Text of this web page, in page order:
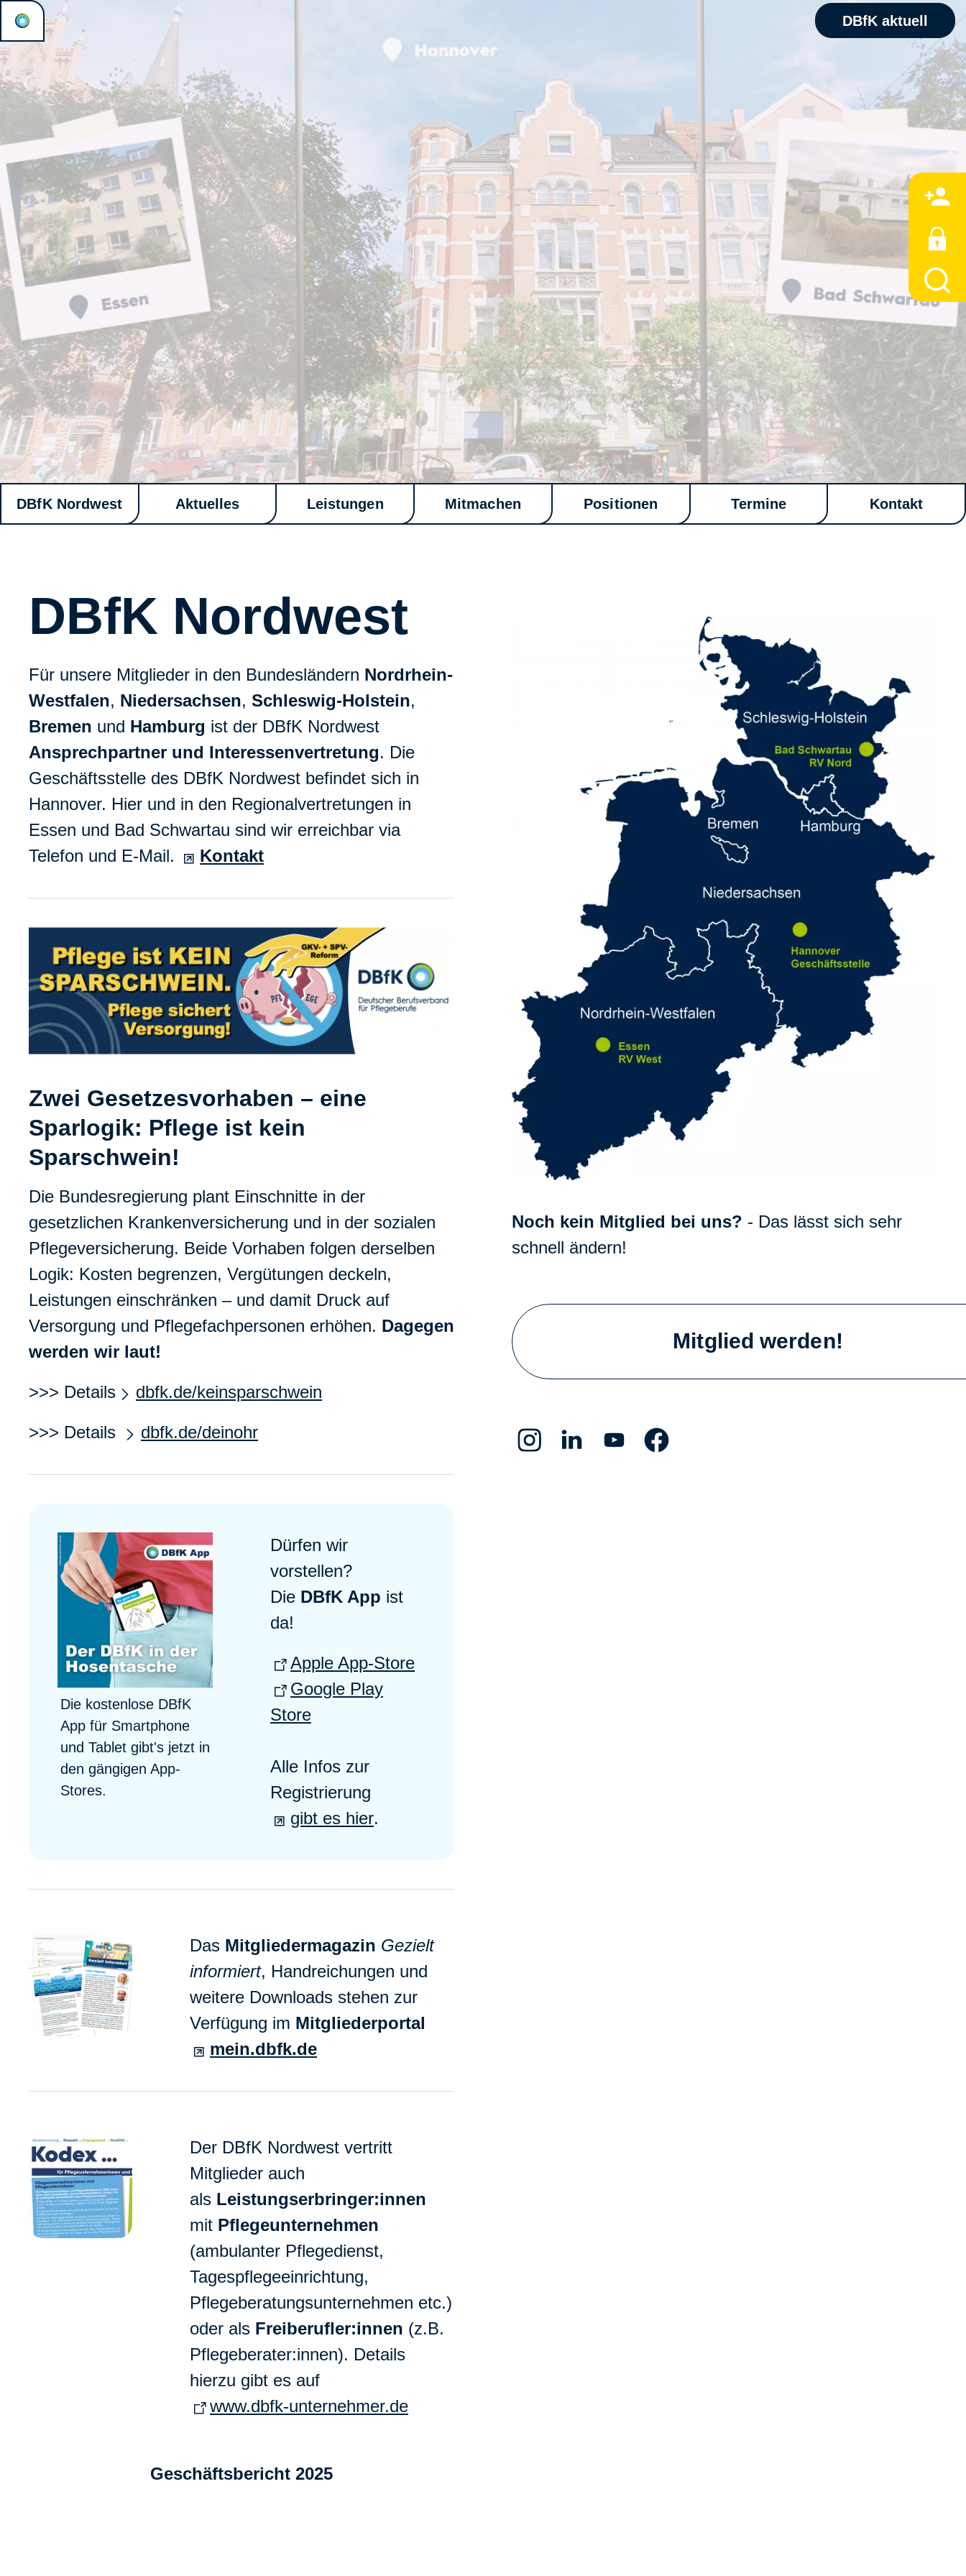
DBfK aktuell
DBfK Nordwest Aktuelles Leistungen Mitmachen Positionen Termine Kontakt
DBfK Nordwest
Für unsere Mitglieder in den Bundesländern Nordrhein-
Westfalen, Niedersachsen, Schleswig-Holstein,
Bremen und Hamburg ist der DBfK Nordwest
Ansprechpartner und Interessenvertretung. Die
Geschäftsstelle des DBfK Nordwest befindet sich in
Hannover. Hier und in den Regionalvertretungen in
Essen und Bad Schwartau sind wir erreichbar via
Telefon und E-Mail.
Kontakt
Zwei Gesetzesvorhaben – eine
Sparlogik: Pflege ist kein
Sparschwein!
Die Bundesregierung plant Einschnitte in der
gesetzlichen Krankenversicherung und in der sozialen
Pflegeversicherung. Beide Vorhaben folgen derselben
Logik: Kosten begrenzen, Vergütungen deckeln,
Leistungen einschränken – und damit Druck auf
Versorgung und Pflegefachpersonen erhöhen. Dagegen
werden wir laut!
>>> Details dbfk.de/keinsparschwein
>>> Details dbfk.de/deinohr
Die kostenlose DBfK
App für Smartphone
und Tablet gibt's jetzt in
den gängigen App-
Stores.
Dürfen wir
vorstellen?
Die DBfK App ist
da!
Apple App-Store
Google Play
Store
Alle Infos zur
Registrierung
gibt es hier.
Das Mitgliedermagazin Gezielt
informiert, Handreichungen und
weitere Downloads stehen zur
Verfügung im Mitgliederportal
mein.dbfk.de
Der DBfK Nordwest vertritt
Mitglieder auch
alsLeistungserbringer:innen
mit Pflegeunternehmen
(ambulanter Pflegedienst,
Tagespflegeeinrichtung,
Pflegeberatungsunternehmen etc.)
oder als Freiberufler:innen (z.B.
Pflegeberater:innen). Details
hierzu gibt es auf
www.dbfk-unternehmer.de
Geschäftsbericht 2025
Noch kein Mitglied bei uns? - Das lässt sich sehr
schnell ändern!
Mitglied werden!